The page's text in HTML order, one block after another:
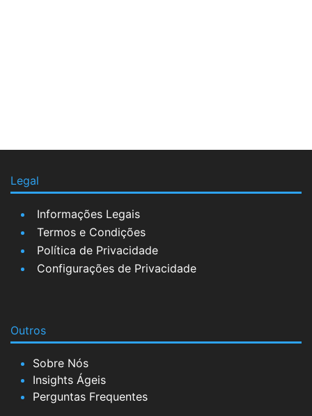
Legal
Informações Legais
Termos e Condições
Política de Privacidade
Configurações de Privacidade
Outros
Sobre Nós
Insights Ágeis
Perguntas Frequentes